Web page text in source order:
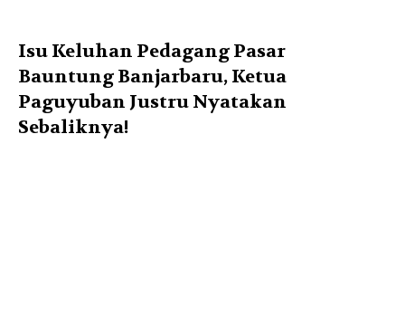
Isu Keluhan Pedagang Pasar
Bauntung Banjarbaru, Ketua
Paguyuban Justru Nyatakan
Sebaliknya!